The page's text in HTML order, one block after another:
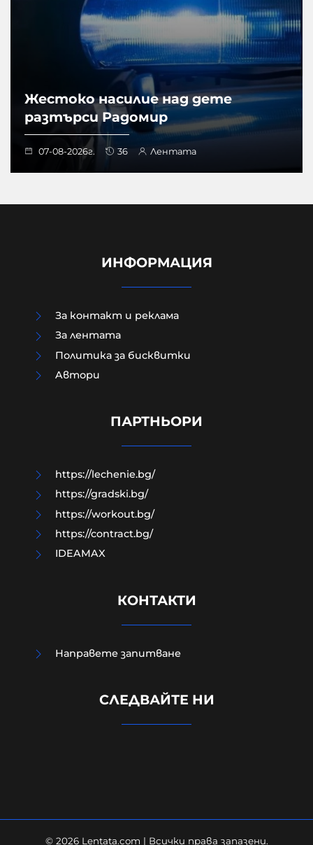
Жестоко насилие над дете
разтърси Радомир
07-08-2026г. 36 Лентата
Д-р Веселин Герев: Отглеждат се
периодът между 12 и 16 г.
„Петрохан“: близки се питат
ИНФОРМАЦИЯ
За контакт и реклама
За лентата
Политика за бисквитки
Aвтори
ПАРТНЬОРИ
https://lechenie.bg/
https://gradski.bg/
https://workout.bg/
https://contract.bg/
IDEAMAX
КОНТАКТИ
Направете запитване
СЛЕДВАЙТЕ НИ
© 2026 Lentata.com | Всички права запазени.